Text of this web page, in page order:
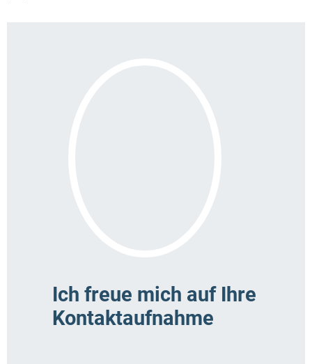
Ich freue mich auf Ihre
Kontaktaufnahme